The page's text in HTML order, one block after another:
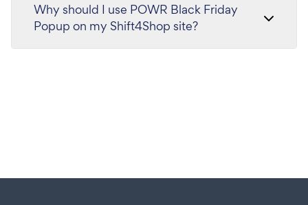
Why should I use POWR Black Friday
Popup on my Shift4Shop site?